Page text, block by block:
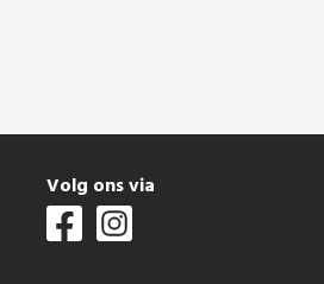
Volg ons via